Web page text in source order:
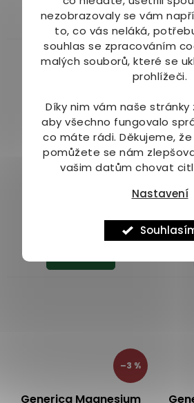
nezobrazovaly se vám
to, co vás neláká,
souhlas se zpracováním
malých souborů, které se
prohlížeči.
Díky nim vám naše
aby všechno fungovalo
co máte rádi. Děkujeme,
pomůžete se nám
vašim datům chovat
Nastavení
hvězdiček.
Do košíku
–3 %
Generica Kalciový
sirup s vanilkovou
Dostupné do 2 dnů
–3 %
Generica Magnesium